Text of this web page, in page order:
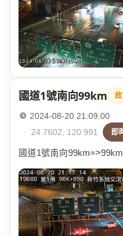
國道1號南向99km
2024-08-20 21:09:00 ·
·
24.7602, 120.991 即
國道1號南向